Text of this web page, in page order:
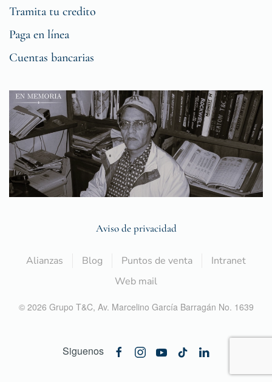
Tramita tu credito
Paga en línea
Cuentas bancarias
Aviso de privacidad
Alianzas Blog Puntos de venta
Intranet
Web mail
© 2026 Grupo T&C, Av. Marcelino García Barragán No. 1639
Siguenos